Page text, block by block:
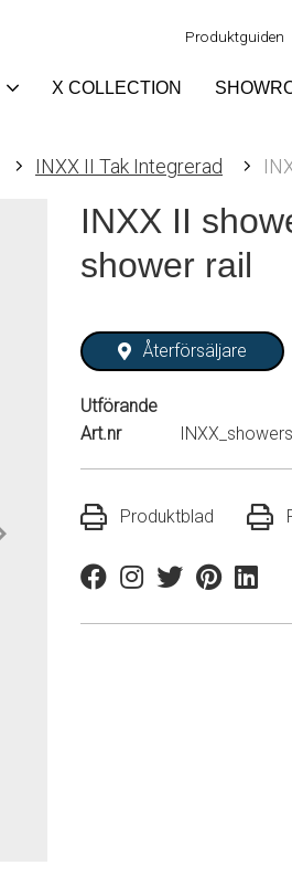
Produktguiden
X COLLECTION
INXX II Tak Integrerad
INXX II
shower rail
Återförsäljare
Utförande
Art.nr
Produktblad
FacebookInstagram
TwitterPinterestLinkedin